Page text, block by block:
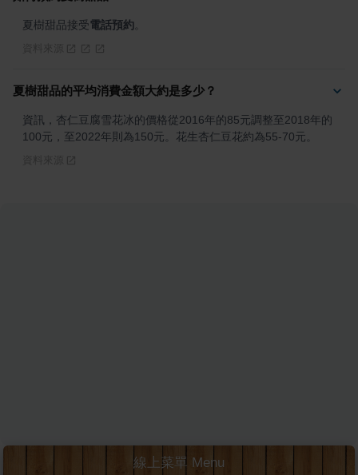
夏樹甜品接受電話預約
夏樹甜品的平均消費金額大約是多少？
資訊，杏仁豆腐雪花冰的價格從2016年的85元調整至2018年的
100元，至2022年則為150元。花生杏仁豆花約為55-70元。
線上菜單 Menu